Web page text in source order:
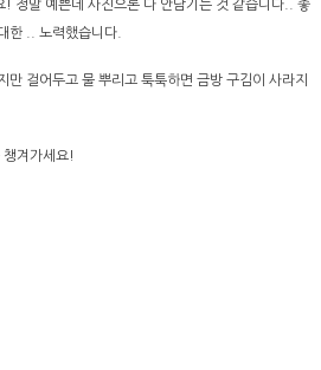
! 정말 예쁜데 사진으론 다 안담기는 것 같습니다.. 좋
한 .. 노력했습니다.
만 걸어두고 물 뿌리고 툭툭하면 금방 구김이 사라지
챙겨가세요!